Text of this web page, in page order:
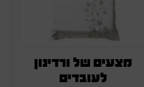
מצעים של ורדינון
לעובדים